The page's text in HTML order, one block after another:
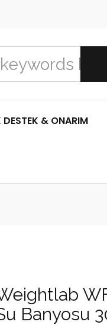
DESTEK & ONARIM
Banyosu